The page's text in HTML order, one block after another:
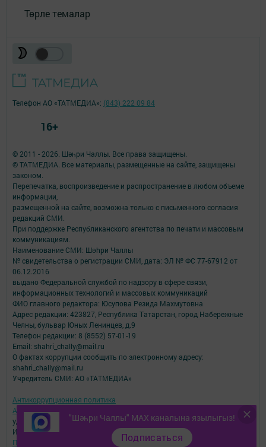
Төрле темалар
"Шәһри Чаллы" MAX каналына язылыгыз!
Подписаться
© 2011 - 2026. Шәһри Чаллы. Все права защищены.
© ТАТМЕДИА. Все материалы, размещенные на сайте, защищены
законом.
Перепечатка, воспроизведение и распространение в любом объеме
информации,
размещенной на сайте, возможна только с письменного согласия
редакций СМИ.
При поддержке Республиканского агентства по печати и массовым
коммуникациям.
Наименование СМИ: Шəhри Чаллы
№ свидетельства о регистрации СМИ, дата: ЭЛ № ФС 77-67912 от
06.12.2016
выдано Федеральной службой по надзору в сфере связи,
информационных технологий и массовых коммуникаций
ФИО главного редактора: Юсупова Резида Махмутовна
Адрес редакции: 423827, Республика Татарстан, город Набережные
Челны, бульвар Юных Ленинцев, д.9
Телефон редакции: 8 (8552) 57-01-19
Email: shahri_chally@mail.ru
О фактах коррупции сообщить по электронному адресу:
shahri_chally@mail.ru
Учредитель СМИ: АО «ТАТМЕДИА»
Антикоррупционная политика
АО «ТАТМЕДИА» использует «cookie»
для персонализации сервисов и
удобства пользователей сайтом.
Использование «cookie» можно отменить в настройках браузера.
Политика конфиденциальности
Телефон АО «ТАТМЕДИА»: (843) 222 09 84
16+